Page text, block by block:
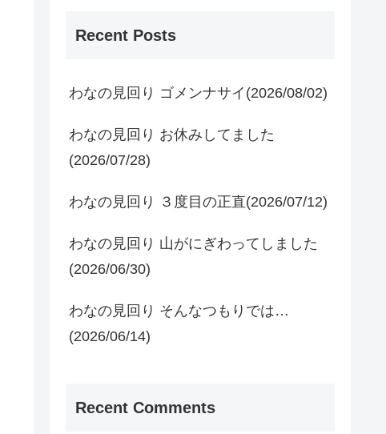
Recent Posts
わなの見回り ゴメンナサイ(2026/08/02)
わなの見回り お休みしてました
(2026/07/28)
わなの見回り ３度目の正直(2026/07/12)
わなの見回り 山がにぎわってしました
(2026/06/30)
わなの見回り そんなつもりでは…
(2026/06/14)
Recent Comments